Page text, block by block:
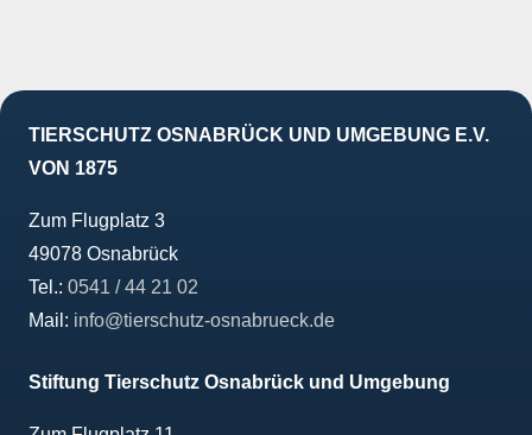
TIERSCHUTZ OSNABRÜCK UND UMGEBUNG E.V.
VON 1875
Zum Flugplatz 3
49078 Osnabrück
Tel.: 0541 / 44 21 02
Mail: info@tierschutz-osnabrueck.de
Stiftung Tierschutz Osnabrück und Umgebung